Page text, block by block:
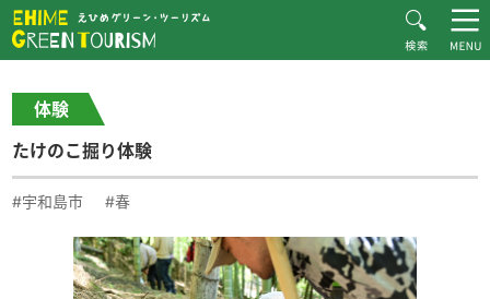
お知らせ
おすすめプラン
体験・施設紹介
体験
たけのこ掘り体験
#宇和島市 #春